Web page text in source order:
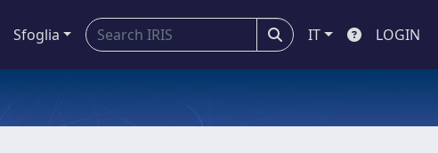
Sfoglia IT LOGIN